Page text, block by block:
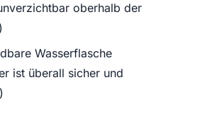
oberhalb der
Wasserflasche
ist überall sicher und